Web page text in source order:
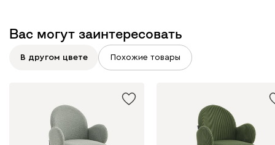
Вас могут заинтересовать
В другом цвете Похожие товары